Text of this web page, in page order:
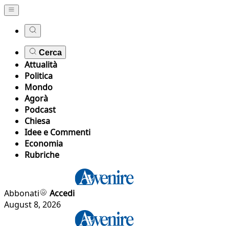
Cerca
Attualità
Politica
Mondo
Agorà
Podcast
Chiesa
Idee e Commenti
Economia
Rubriche
Abbonati
Accedi
August 8, 2026